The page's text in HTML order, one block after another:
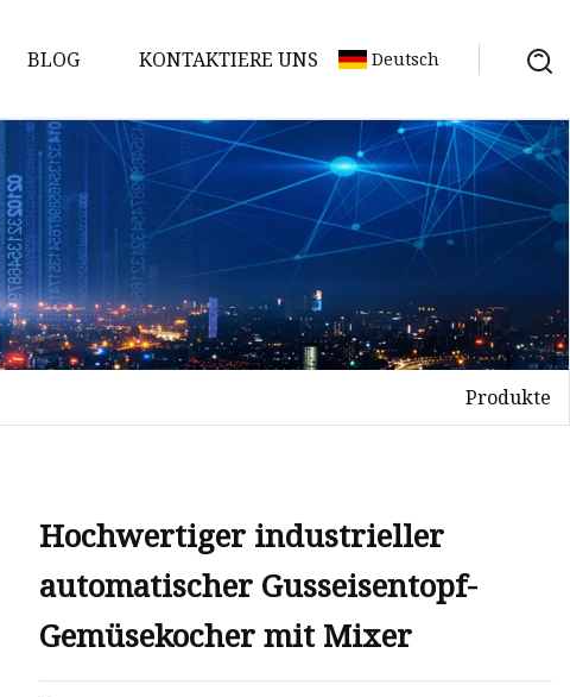
BLOG KONTAKTIERE UNS Deutsch
Produkte
Hochwertiger industrieller
automatischer Gusseisentopf-
Gemüsekocher mit Mixer